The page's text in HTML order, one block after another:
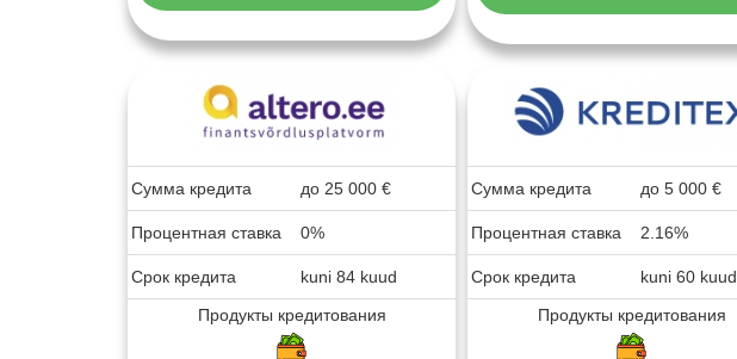
Сумма кредита до 25 000 €
Процентная ставка 0%
Срок кредита
kuni 84 kuud
Продукты кредитования
Сумма кредита до 5 000 €
Процентная ставка 2.16%
Срок кредита
kuni 60 kuud
Продукты кредитования